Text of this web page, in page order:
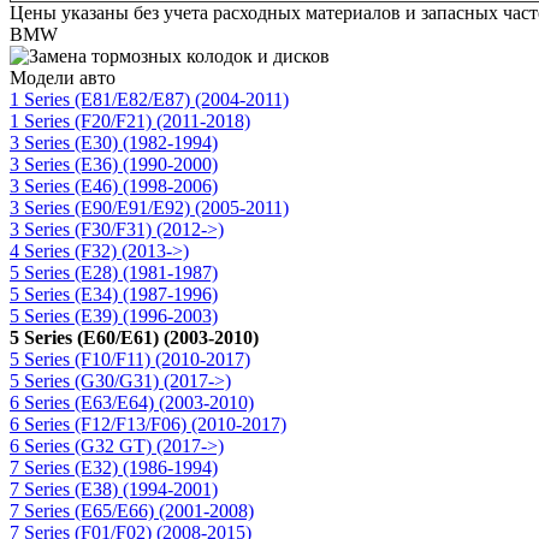
Цены указаны без учета расходных материалов и запасных
BMW
Модели авто
1 Series (E81/E82/E87) (2004-2011)
1 Series (F20/F21) (2011-2018)
3 Series (E30) (1982-1994)
3 Series (E36) (1990-2000)
3 Series (E46) (1998-2006)
3 Series (E90/E91/E92) (2005-2011)
3 Series (F30/F31) (2012->)
4 Series (F32) (2013->)
5 Series (E28) (1981-1987)
5 Series (E34) (1987-1996)
5 Series (E39) (1996-2003)
5 Series (E60/E61) (2003-2010)
5 Series (F10/F11) (2010-2017)
5 Series (G30/G31) (2017->)
6 Series (E63/E64) (2003-2010)
6 Series (F12/F13/F06) (2010-2017)
6 Series (G32 GT) (2017->)
7 Series (E32) (1986-1994)
7 Series (E38) (1994-2001)
7 Series (E65/E66) (2001-2008)
7 Series (F01/F02) (2008-2015)